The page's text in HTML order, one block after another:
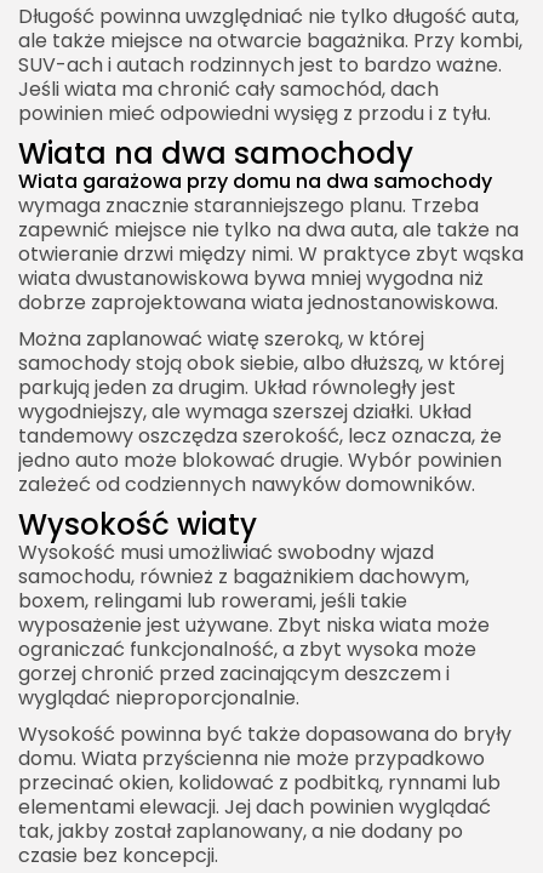
Długość powinna uwzględniać nie tylko długość auta,
ale także miejsce na otwarcie bagażnika. Przy kombi,
SUV-ach i autach rodzinnych jest to bardzo ważne.
Jeśli wiata ma chronić cały samochód, dach
powinien mieć odpowiedni wysięg z przodu i z tyłu.
Wiata na dwa samochody
Wiata garażowa przy domu na dwa samochody
wymaga znacznie staranniejszego planu. Trzeba
zapewnić miejsce nie tylko na dwa auta, ale także na
otwieranie drzwi między nimi. W praktyce zbyt wąska
wiata dwustanowiskowa bywa mniej wygodna niż
dobrze zaprojektowana wiata jednostanowiskowa.
Można zaplanować wiatę szeroką, w której
samochody stoją obok siebie, albo dłuższą, w której
parkują jeden za drugim. Układ równoległy jest
wygodniejszy, ale wymaga szerszej działki. Układ
tandemowy oszczędza szerokość, lecz oznacza, że
jedno auto może blokować drugie. Wybór powinien
zależeć od codziennych nawyków domowników.
Wysokość wiaty
Wysokość musi umożliwiać swobodny wjazd
samochodu, również z bagażnikiem dachowym,
boxem, relingami lub rowerami, jeśli takie
wyposażenie jest używane. Zbyt niska wiata może
ograniczać funkcjonalność, a zbyt wysoka może
gorzej chronić przed zacinającym deszczem i
wyglądać nieproporcjonalnie.
Wysokość powinna być także dopasowana do bryły
domu. Wiata przyścienna nie może przypadkowo
przecinać okien, kolidować z podbitką, rynnami lub
elementami elewacji. Jej dach powinien wyglądać
tak, jakby został zaplanowany, a nie dodany po
czasie bez koncepcji.